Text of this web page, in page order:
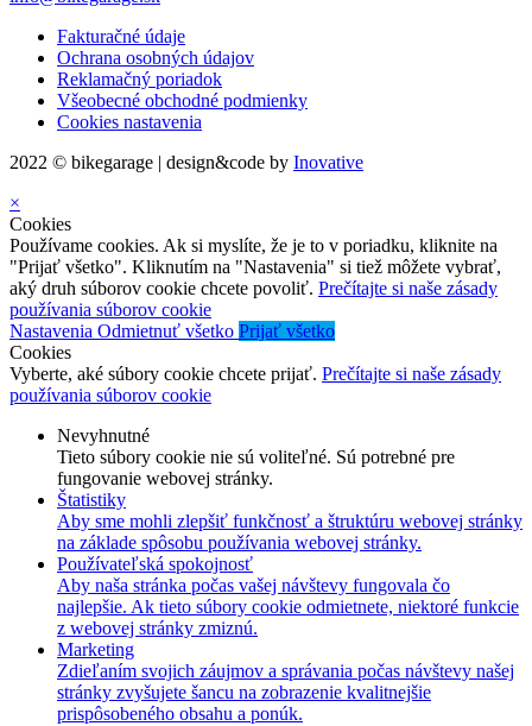
Fakturačné údaje
Ochrana osobných údajov
Reklamačný poriadok
Všeobecné obchodné podmienky
Cookies nastavenia
2022 © bikegarage | design&code by Inovative
×
Cookies
Používame cookies. Ak si myslíte, že je to v poriadku, kliknite na
"Prijať všetko". Kliknutím na "Nastavenia" si tiež môžete vybrať,
aký druh súborov cookie chcete povoliť. Prečítajte si naše zásady
používania súborov cookie
Nastavenia Odmietnuť všetko Prijať všetko
Cookies
Vyberte, aké súbory cookie chcete prijať. Prečítajte si naše zásady
používania súborov cookie
Nevyhnutné
Tieto súbory cookie nie sú voliteľné. Sú potrebné pre
fungovanie webovej stránky.
Štatistiky
Aby sme mohli zlepšiť funkčnosť a štruktúru webovej stránky
na základe spôsobu používania webovej stránky.
Používateľská spokojnosť
Aby naša stránka počas vašej návštevy fungovala čo
najlepšie. Ak tieto súbory cookie odmietnete, niektoré funkcie
z webovej stránky zmiznú.
Marketing
Zdieľaním svojich záujmov a správania počas návštevy našej
stránky zvyšujete šancu na zobrazenie kvalitnejšie
prispôsobeného obsahu a ponúk.